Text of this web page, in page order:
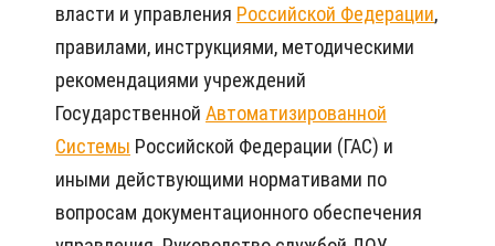
власти и управления Российской Федерации,
правилами, инструкциями, методическими
рекомендациями учреждений
Государственной Автоматизированной
Системы Российской Федерации (ГАС) и
иными действующими нормативами по
вопросам документационного обеспечения